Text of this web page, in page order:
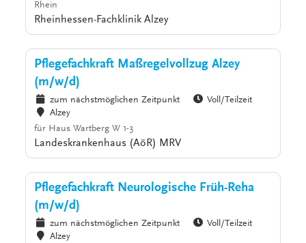
Rhein
Rheinhessen-Fachklinik Alzey
Pflegefachkraft Maßregelvollzug Alzey
(m/w/d)
zum nächstmöglichen Zeitpunkt
Voll/Teilzeit
Alzey
für Haus Wartberg W 1-3
Landeskrankenhaus (AöR) MRV
Pflegefachkraft Neurologische Früh-Reha
(m/w/d)
zum nächstmöglichen Zeitpunkt
Voll/Teilzeit
Alzey